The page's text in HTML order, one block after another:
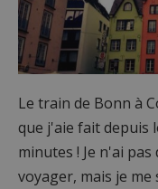
Planifiez un nouveau
Le train de Bonn à
que j'aie fait depuis
minutes ! Je n'ai
voyager, mais je